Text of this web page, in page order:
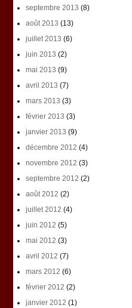
septembre 2013 (8)
août 2013 (13)
juillet 2013 (6)
juin 2013 (2)
mai 2013 (9)
avril 2013 (7)
mars 2013 (3)
février 2013 (3)
janvier 2013 (9)
décembre 2012 (4)
novembre 2012 (3)
septembre 2012 (2)
août 2012 (2)
juillet 2012 (4)
juin 2012 (5)
mai 2012 (3)
avril 2012 (7)
mars 2012 (6)
février 2012 (2)
janvier 2012 (1)